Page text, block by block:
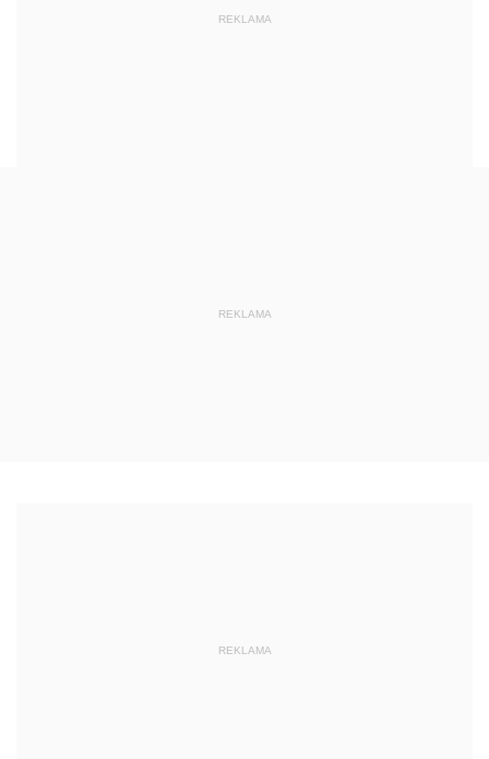
REKLAMA
REKLAMA
REKLAMA